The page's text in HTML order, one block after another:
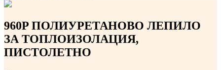
960P ПОЛИУРЕТАНОВО ЛЕПИЛО
ЗА ТОПЛОИЗОЛАЦИЯ,
ПИСТОЛЕТНО